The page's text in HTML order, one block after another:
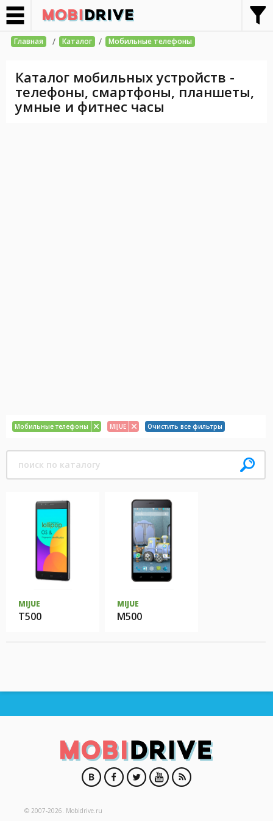
Главная / Каталог / Мобильные телефоны
Каталог мобильных устройств -
телефоны, смартфоны, планшеты,
умные и фитнес часы
Мобильные телефоны MIJUE Очистить все фильтры
MIJUE
T500
MIJUE
M500
© 2007-2026. Mobidrive.ru